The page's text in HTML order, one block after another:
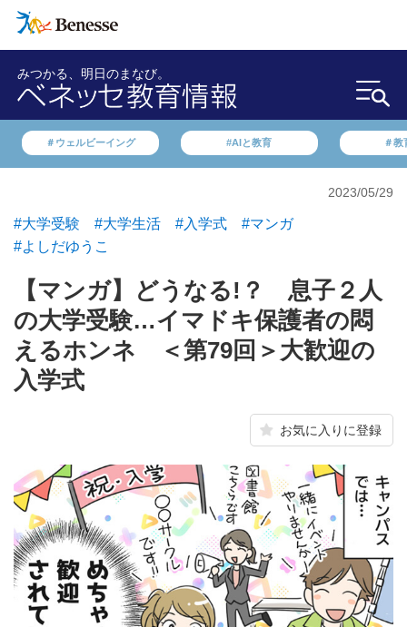
みつかる、明日のまなび。
＃ウェルビーイング #AIと教育 ＃教
2023/05/29
#大学受験 #大学生活 #入学式
#マンガ
#よしだゆうこ
【マンガ】どうなる!？ 息子２人
の大学受験…イマドキ保護者の悶
えるホンネ ＜第79回＞大歓迎の
入学式
お気に入りに登録